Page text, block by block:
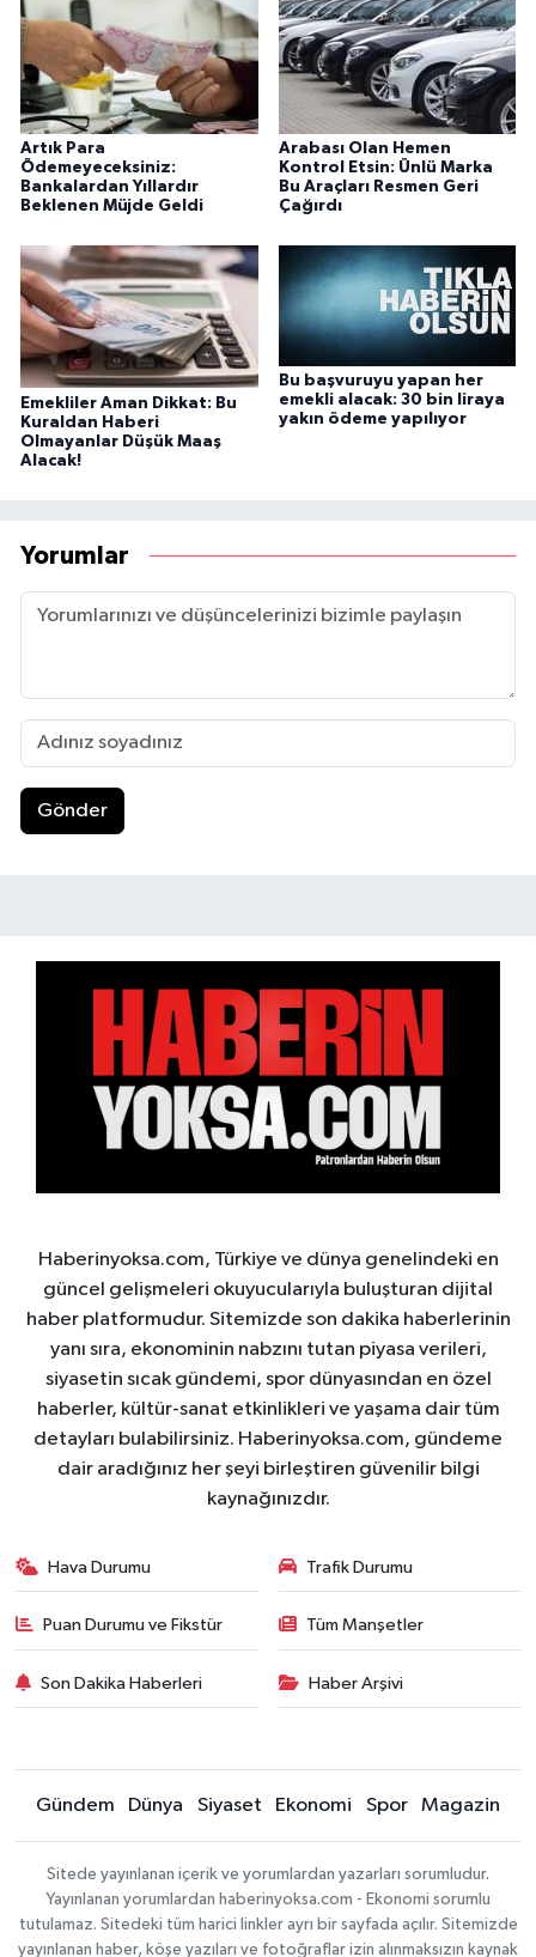
Artık Para
Ödemeyeceksiniz:
Bankalardan Yıllardır
Beklenen Müjde Geldi
Arabası Olan Hemen
Kontrol Etsin: Ünlü Marka
Bu Araçları Resmen Geri
Çağırdı
Emekliler Aman Dikkat: Bu
Kuraldan Haberi
Olmayanlar Düşük Maaş
Alacak!
Bu başvuruyu yapan her
emekli alacak: 30 bin liraya
yakın ödeme yapılıyor
Yorumlar
Gönder
Haberinyoksa.com, Türkiye ve dünya genelindeki en
güncel gelişmeleri okuyucularıyla buluşturan dijital
haber platformudur. Sitemizde son dakika haberlerinin
yanı sıra, ekonominin nabzını tutan piyasa verileri,
siyasetin sıcak gündemi, spor dünyasından en özel
haberler, kültür-sanat etkinlikleri ve yaşama dair tüm
detayları bulabilirsiniz. Haberinyoksa.com, gündeme
dair aradığınız her şeyi birleştiren güvenilir bilgi
kaynağınızdır.
Hava Durumu Trafik Durumu
Puan Durumu ve Fikstür Tüm Manşetler
Son Dakika Haberleri Haber Arşivi
Gündem Dünya Siyaset Ekonomi Spor Magazin
Sitede yayınlanan içerik ve yorumlardan yazarları sorumludur.
Yayınlanan yorumlardan haberinyoksa.com - Ekonomi sorumlu
tutulamaz. Sitedeki tüm harici linkler ayrı bir sayfada açılır. Sitemizde
yayınlanan haber, köşe yazıları ve fotoğraflar izin alınmaksızın kaynak